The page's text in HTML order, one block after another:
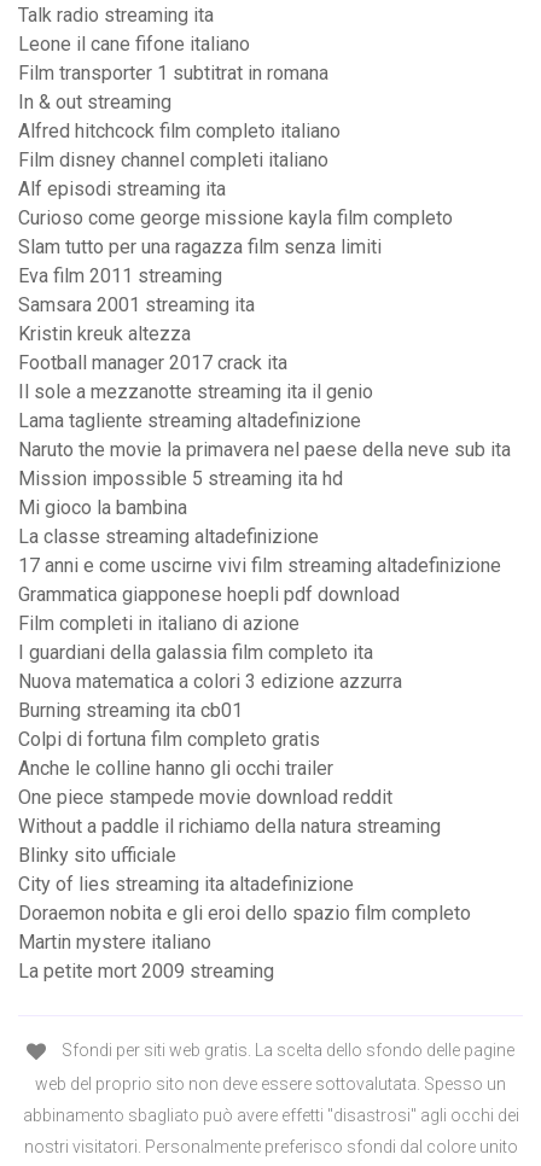
Talk radio streaming ita
Leone il cane fifone italiano
Film transporter 1 subtitrat in romana
In & out streaming
Alfred hitchcock film completo italiano
Film disney channel completi italiano
Alf episodi streaming ita
Curioso come george missione kayla film completo
Slam tutto per una ragazza film senza limiti
Eva film 2011 streaming
Samsara 2001 streaming ita
Kristin kreuk altezza
Football manager 2017 crack ita
Il sole a mezzanotte streaming ita il genio
Lama tagliente streaming altadefinizione
Naruto the movie la primavera nel paese della neve sub ita
Mission impossible 5 streaming ita hd
Mi gioco la bambina
La classe streaming altadefinizione
17 anni e come uscirne vivi film streaming altadefinizione
Grammatica giapponese hoepli pdf download
Film completi in italiano di azione
I guardiani della galassia film completo ita
Nuova matematica a colori 3 edizione azzurra
Burning streaming ita cb01
Colpi di fortuna film completo gratis
Anche le colline hanno gli occhi trailer
One piece stampede movie download reddit
Without a paddle il richiamo della natura streaming
Blinky sito ufficiale
City of lies streaming ita altadefinizione
Doraemon nobita e gli eroi dello spazio film completo
Martin mystere italiano
La petite mort 2009 streaming
Sfondi per siti web gratis. La scelta dello sfondo delle pagine
web del proprio sito non deve essere sottovalutata. Spesso un
abbinamento sbagliato può avere effetti "disastrosi" agli occhi dei
nostri visitatori. Personalmente preferisco sfondi dal colore unito